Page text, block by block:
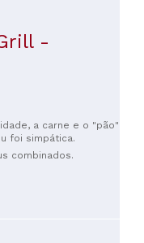
-
a carne e o "pão"
foi simpática.
combinados.